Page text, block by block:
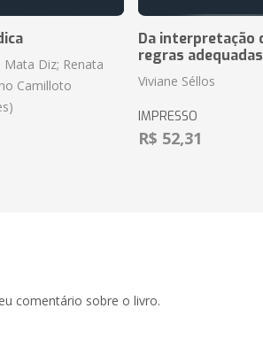
Mata Diz; Renata
Camilloto
Da interpretação
regras
Viviane Séllos
IMPRESSO
R$ 52,31
comentário sobre o livro.